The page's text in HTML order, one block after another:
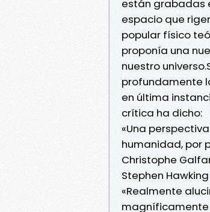
están grabadas
espacio que
popular físico
proponía una
nuestro
profundamente
en última
crítica ha dicho:
«Una
humanidad, por
Christophe
Stephen Hawking
«Realmente
magníficamente